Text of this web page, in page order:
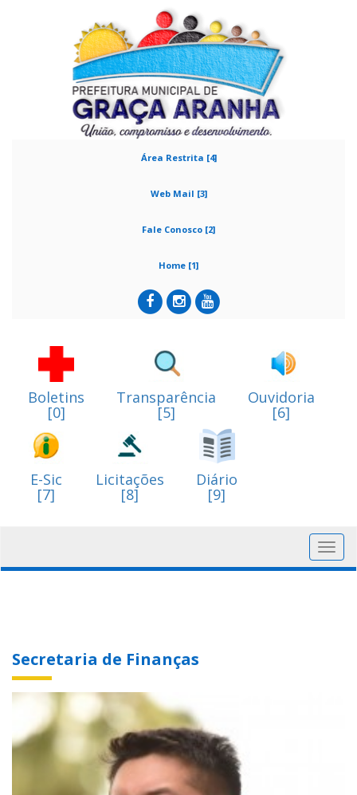
Área Restrita [4]
Web Mail [3]
Fale Conosco [2]
Home [1]
Boletins
[0]
Transparência
[5]
Ouvidoria
[6]
E-Sic
[7]
Licitações
[8]
Diário
[9]
Secretaria de Finanças